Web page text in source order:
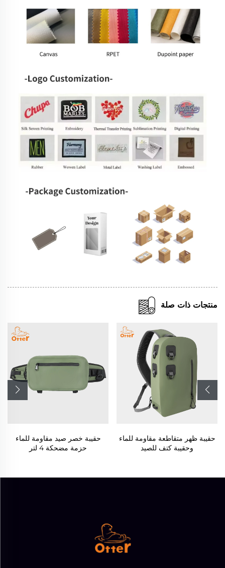
منتجات ذات صلة
حقيبة خصر صيد مقاومة للماء
حزمة مضحكة 4 لتر
حقيبة ظهر جافة مقاومة للماء
بنظام لف الأعلى، حقيبة ظهر